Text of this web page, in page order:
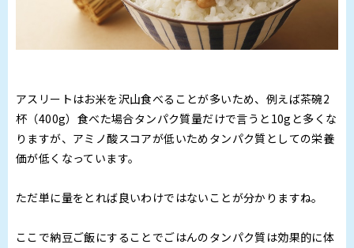
アスリートはお米を沢山食べることが多いため、例えば茶碗2
杯（400g）食べた場合タンパク質量だけで言うと10gと多くな
りますが、アミノ酸スコアが低いためタンパク質としての栄養
価が低くなっています。
ただ単に量をとれば良いわけではないことが分かりますね。
ここで納豆ご飯にすることでごはんのタンパク質は効果的に体